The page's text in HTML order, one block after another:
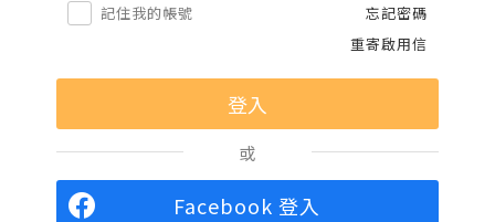
記住我的帳號
忘記密碼
重寄啟用信
或
Facebook 登入